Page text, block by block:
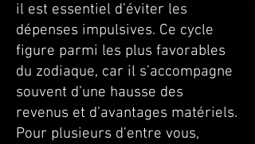
il est essentiel d’éviter les
dépenses impulsives. Ce cycle
figure parmi les plus favorables
du zodiaque, car il s’accompagne
souvent d’une hausse des
revenus et d’avantages matériels.
Pour plusieurs d’entre vous,